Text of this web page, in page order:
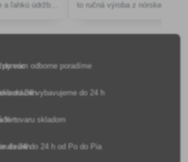
ľahkú údržbu,
to ručná výroba z nórskeho
vám odborne poradíme
vybavujeme do 24 h
% tovaru skladom
do 24 h od Po do Pia